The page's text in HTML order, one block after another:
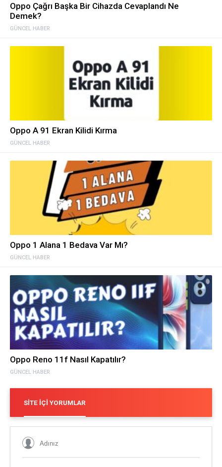
GÜNCEL HABER
Oppo Çağrı Başka Bir Cihazda Cevaplandı Ne
Demek?
GÜNCEL HABER
Oppo A 91 Ekran Kilidi Kırma
GÜNCEL HABER
Oppo 1 Alana 1 Bedava Var Mı?
GÜNCEL HABER
Oppo Reno 11f Nasıl Kapatılır?
SITE İÇI YORUMLAR